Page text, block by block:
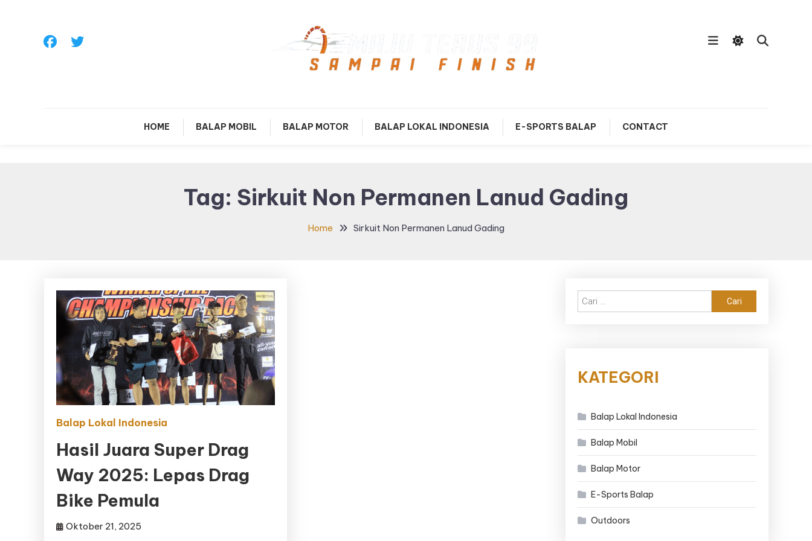
Maju Terus99
HOME BALAP MOBIL BALAP MOTOR BALAP LOKAL INDONESIA E-SPORTS BALAP CONTACT
Tag: Sirkuit Non Permanen Lanud Gading
Home Sirkuit Non Permanen Lanud Gading
Balap Lokal Indonesia
Hasil Juara Super Drag
Way 2025: Lepas Drag
Bike Pemula
Oktober 21, 2025
Cari
untuk:
KATEGORI
Balap Lokal Indonesia
Balap Mobil
Balap Motor
E-Sports Balap
Outdoors